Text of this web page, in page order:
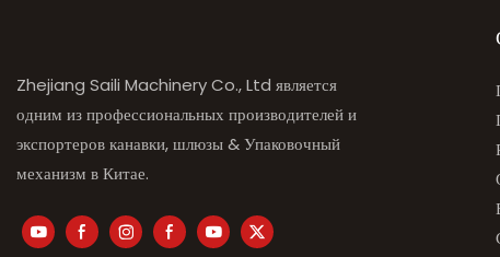
Zhejiang Saili Machinery Co., Ltd является
одним из профессиональных производителей и
экспортеров канавки, шлюзы & Упаковочный
механизм в Китае.